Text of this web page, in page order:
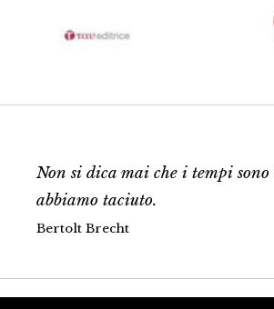
Non si dica mai che i tempi sono
abbiamo taciuto.
Bertolt Brecht